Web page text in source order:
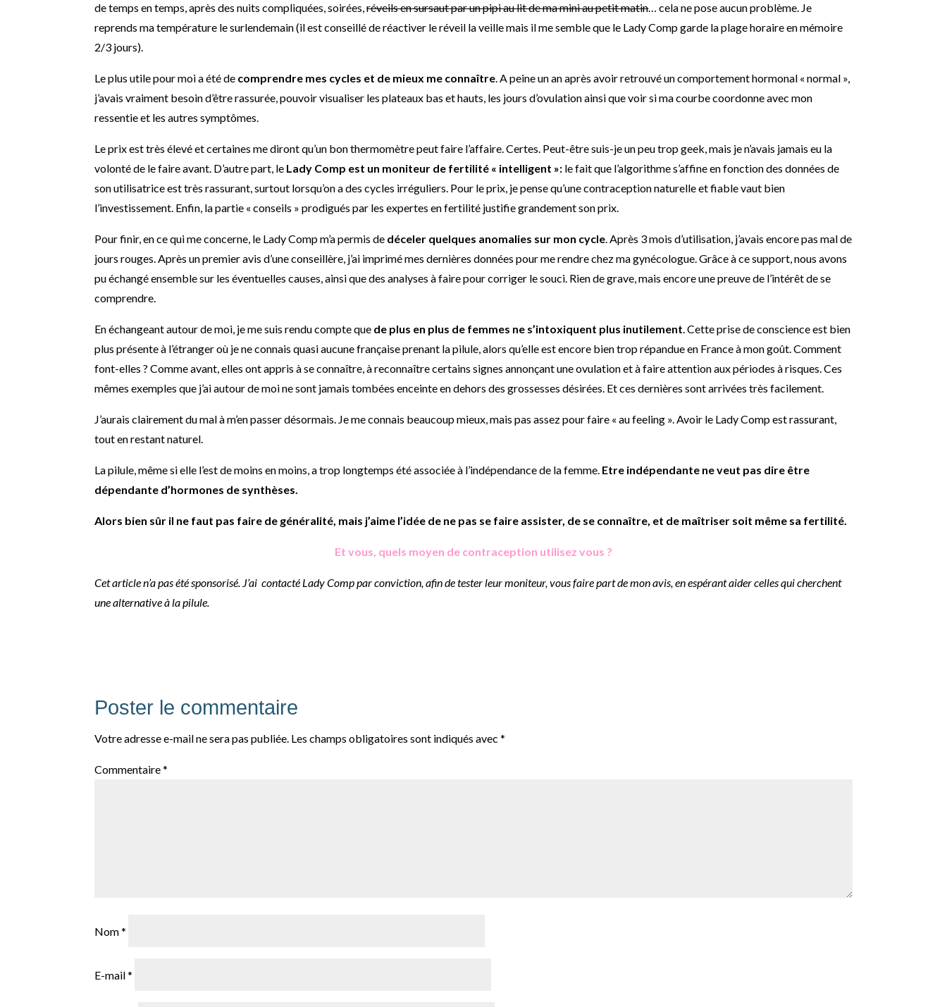
de temps en temps, après des nuits compliquées, soirées,réveils en sursaut par un pipi au lit de ma mini au petit matin… cela ne pose aucun problème. Je
reprends ma température le surlendemain (il est conseillé de réactiver le réveil la veille mais il me semble que le Lady Comp garde la plage horaire en mémoire
2/3 jours).
Le plus utile pour moi a été de comprendre mes cycles et de mieux me connaître. A peine un an après avoir retrouvé un comportement hormonal « normal »,
j’avais vraiment besoin d’être rassurée, pouvoir visualiser les plateaux bas et hauts, les jours d’ovulation ainsi que voir si ma courbe coordonne avec mon
ressentie et les autres symptômes.
Le prix est très élevé et certaines me diront qu’un bon thermomètre peut faire l’affaire. Certes. Peut-être suis-je un peu trop geek, mais je n’avais jamais eu la
volonté de le faire avant. D’autre part, le Lady Comp est un moniteur de fertilité « intelligent »: le fait que l’algorithme s’affine en fonction des données de
son utilisatrice est très rassurant, surtout lorsqu’on a des cycles irréguliers. Pour le prix, je pense qu’une contraception naturelle et fiable vaut bien
l’investissement. Enfin, la partie « conseils » prodigués par les expertes en fertilité justifie grandement son prix.
Pour finir, en ce qui me concerne, le Lady Comp m’a permis de déceler quelques anomalies sur mon cycle. Après 3 mois d’utilisation, j’avais encore pas mal de
jours rouges. Après un premier avis d’une conseillère, j’ai imprimé mes dernières données pour me rendre chez ma gynécologue. Grâce à ce support, nous avons
pu échangé ensemble sur les éventuelles causes, ainsi que des analyses à faire pour corriger le souci. Rien de grave, mais encore une preuve de l’intérêt de se
comprendre.
En échangeant autour de moi, je me suis rendu compte que de plus en plus de femmes ne s’intoxiquent plus inutilement. Cette prise de conscience est bien
plus présente à l’étranger où je ne connais quasi aucune française prenant la pilule, alors qu’elle est encore bien trop répandue en France à mon goût. Comment
font-elles ? Comme avant, elles ont appris à se connaître, à reconnaître certains signes annonçant une ovulation et à faire attention aux périodes à risques. Ces
mêmes exemples que j’ai autour de moi ne sont jamais tombées enceinte en dehors des grossesses désirées. Et ces dernières sont arrivées très facilement.
J’aurais clairement du mal à m’en passer désormais. Je me connais beaucoup mieux, mais pas assez pour faire « au feeling ». Avoir le Lady Comp est rassurant,
tout en restant naturel.
La pilule, même si elle l’est de moins en moins, a trop longtemps été associée à l’indépendance de la femme. Etre indépendante ne veut pas dire être
dépendante d’hormones de synthèses.
Alors bien sûr il ne faut pas faire de généralité, mais j’aime l’idée de ne pas se faire assister, de se connaître, et de maîtriser soit même sa fertilité.
Et vous, quels moyen de contraception utilisez vous ?
Cet article n’a pas été sponsorisé. J’ai contacté Lady Comp par conviction, afin de tester leur moniteur, vous faire part de mon avis, en espérant aider celles qui cherchent
une alternative à la pilule.
Poster le commentaire
Votre adresse e-mail ne sera pas publiée. Les champs obligatoires sont indiqués avec*
Commentaire*
Nom*
E-mail*